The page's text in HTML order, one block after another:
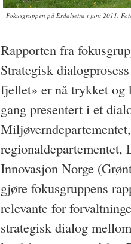
Fokusgruppen på Erdalsetra i juni 2011.
Rapporten fra
Strategisk
fjellet» er nå trykket og
gang presentert i et
Innovasjon Norge
gjøre fokusgruppens
relevante for
strategisk dialog